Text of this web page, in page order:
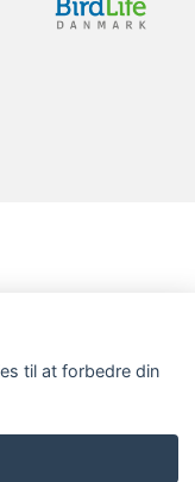
til at forbedre din